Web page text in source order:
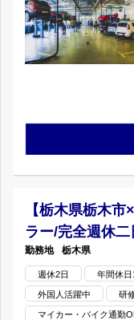
【栃木県栃木
ラー/完全週休
栃木県
週休2日 年間休日
外国人活躍中 研
マイカー・バイク通勤